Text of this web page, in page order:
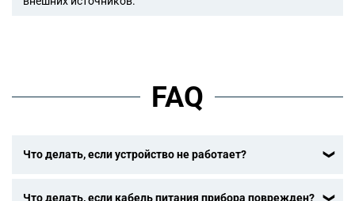
FAQ
Что делать, если устройство не работает?
Что делать, если кабель питания прибора поврежден?